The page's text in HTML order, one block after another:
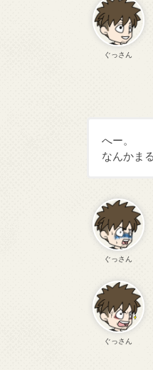
ぐっさん
へー。
なんかま
ぐっさん
ぐっさん